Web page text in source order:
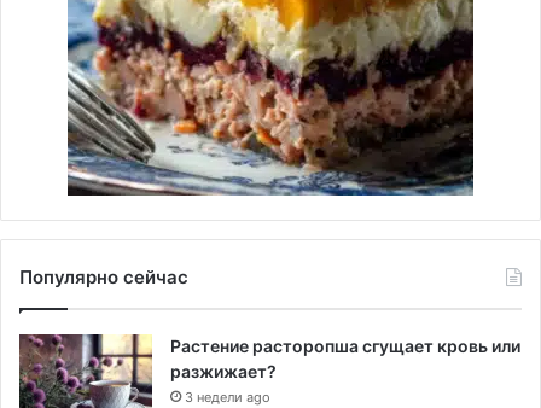
Популярно сейчас
Растение расторопша сгущает кровь или
разжижает?
3 недели ago